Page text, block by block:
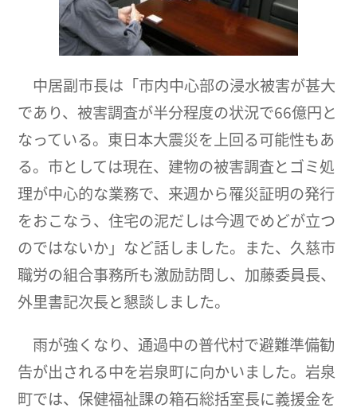
中居副市長は「市内中心部の浸水被害が甚大
であり、被害調査が半分程度の状況で66億円と
なっている。東日本大震災を上回る可能性もあ
る。市としては現在、建物の被害調査とゴミ処
理が中心的な業務で、来週から罹災証明の発行
をおこなう、住宅の泥だしは今週でめどが立つ
のではないか」など話しました。また、久慈市
職労の組合事務所も激励訪問し、加藤委員長、
外里書記次長と懇談しました。
雨が強くなり、通過中の普代村で避難準備勧
告が出される中を岩泉町に向かいました。岩泉
町では、保健福祉課の箱石総括室長に義援金を